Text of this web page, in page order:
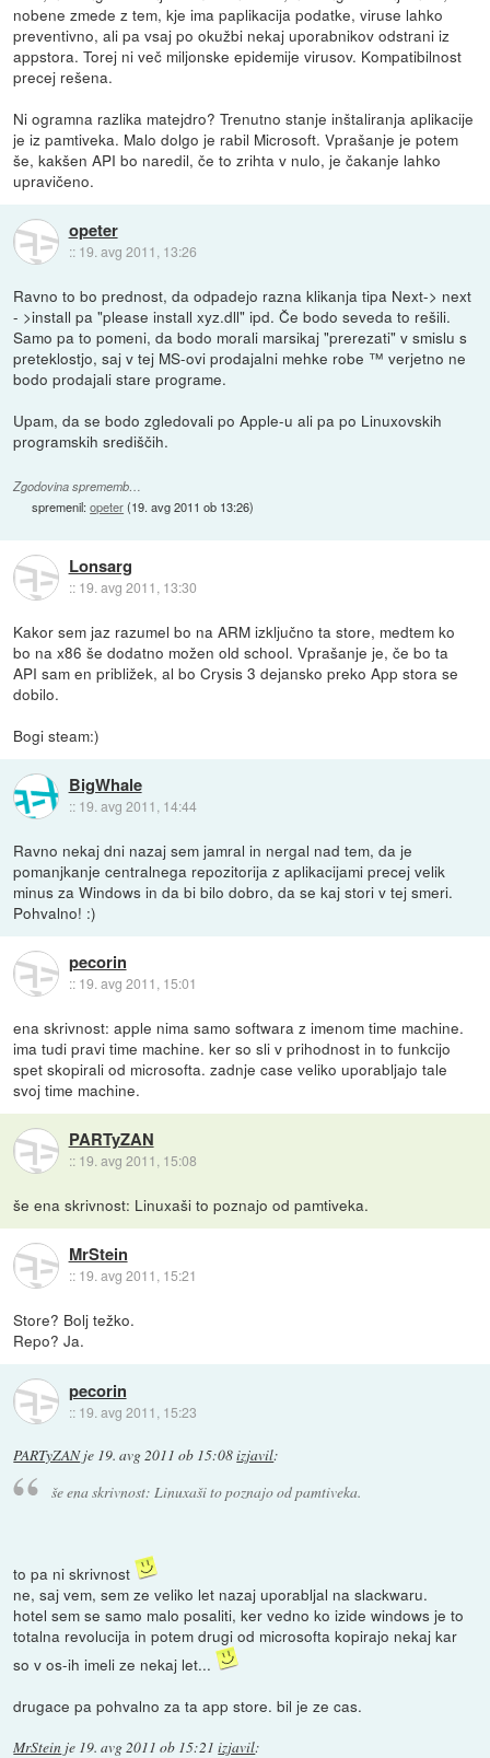
nobene zmede z tem, kje ima paplikacija podatke, viruse lahko
preventivno, ali pa vsaj po okužbi nekaj uporabnikov odstrani iz
appstora. Torej ni več miljonske epidemije virusov. Kompatibilnost
precej rešena.
Ni ogramna razlika matejdro? Trenutno stanje inštaliranja aplikacije
je iz pamtiveka. Malo dolgo je rabil Microsoft. Vprašanje je potem
še, kakšen API bo naredil, če to zrihta v nulo, je čakanje lahko
upravičeno.
opeter
:: 19. avg 2011, 13:26
Ravno to bo prednost, da odpadejo razna klikanja tipa Next-> next
- >install pa "please install xyz.dll" ipd. Če bodo seveda to rešili.
Samo pa to pomeni, da bodo morali marsikaj "prerezati" v smislu s
preteklostjo, saj v tej MS-ovi prodajalni mehke robe ™ verjetno ne
bodo prodajali stare programe.
Upam, da se bodo zgledovali po Apple-u ali pa po Linuxovskih
programskih središčih.
Zgodovina sprememb…
spremenil:opeter(19. avg 2011 ob 13:26)
Lonsarg
:: 19. avg 2011, 13:30
Kakor sem jaz razumel bo na ARM izključno ta store, medtem ko
bo na x86 še dodatno možen old school. Vprašanje je, če bo ta
API sam en približek, al bo Crysis 3 dejansko preko App stora se
dobilo.
Bogi steam:)
BigWhale
:: 19. avg 2011, 14:44
Ravno nekaj dni nazaj sem jamral in nergal nad tem, da je
pomanjkanje centralnega repozitorija z aplikacijami precej velik
minus za Windows in da bi bilo dobro, da se kaj stori v tej smeri.
Pohvalno! :)
pecorin
:: 19. avg 2011, 15:01
ena skrivnost: apple nima samo softwara z imenom time machine.
ima tudi pravi time machine. ker so sli v prihodnost in to funkcijo
spet skopirali od microsofta. zadnje case veliko uporabljajo tale
svoj time machine.
PARTyZAN
:: 19. avg 2011, 15:08
še ena skrivnost: Linuxaši to poznajo od pamtiveka.
MrStein
:: 19. avg 2011, 15:21
Store? Bolj težko.
Repo? Ja.
pecorin
:: 19. avg 2011, 15:23
PARTyZANje 19. avg 2011 ob 15:08izjavil:
še ena skrivnost: Linuxaši to poznajo od pamtiveka.
to pa ni skrivnost
ne, saj vem, sem ze veliko let nazaj uporabljal na slackwaru.
hotel sem se samo malo posaliti, ker vedno ko izide windows je to
totalna revolucija in potem drugi od microsofta kopirajo nekaj kar
so v os-ih imeli ze nekaj let...
drugace pa pohvalno za ta app store. bil je ze cas.
MrStein je 19. avg 2011 ob 15:21 izjavil: